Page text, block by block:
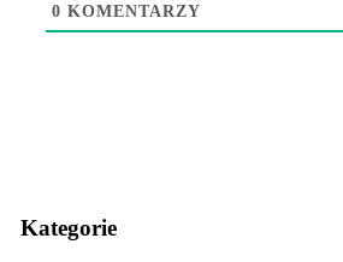
0 KOMENTARZY
Kategorie